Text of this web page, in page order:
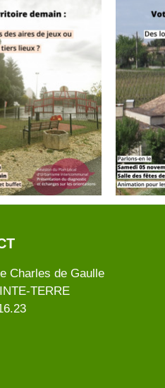
Charles de Gaulle
TERRE